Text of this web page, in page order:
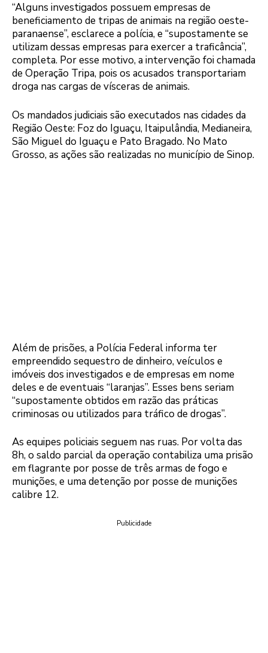
“Alguns investigados possuem empresas de
beneficiamento de tripas de animais na região oeste-
paranaense”, esclarece a polícia, e “supostamente se
utilizam dessas empresas para exercer a traficância”,
completa. Por esse motivo, a intervenção foi chamada
de Operação Tripa, pois os acusados transportariam
droga nas cargas de vísceras de animais.
Os mandados judiciais são executados nas cidades da
Região Oeste: Foz do Iguaçu, Itaipulândia, Medianeira,
São Miguel do Iguaçu e Pato Bragado. No Mato
Grosso, as ações são realizadas no município de Sinop.
Além de prisões, a Polícia Federal informa ter
empreendido sequestro de dinheiro, veículos e
imóveis dos investigados e de empresas em nome
deles e de eventuais “laranjas”. Esses bens seriam
“supostamente obtidos em razão das práticas
criminosas ou utilizados para tráfico de drogas”.
As equipes policiais seguem nas ruas. Por volta das
8h, o saldo parcial da operação contabiliza uma prisão
em flagrante por posse de três armas de fogo e
munições, e uma detenção por posse de munições
calibre 12.
Publicidade